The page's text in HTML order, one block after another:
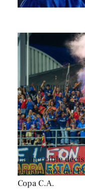
La increíble
panameños del
Copa C.A.